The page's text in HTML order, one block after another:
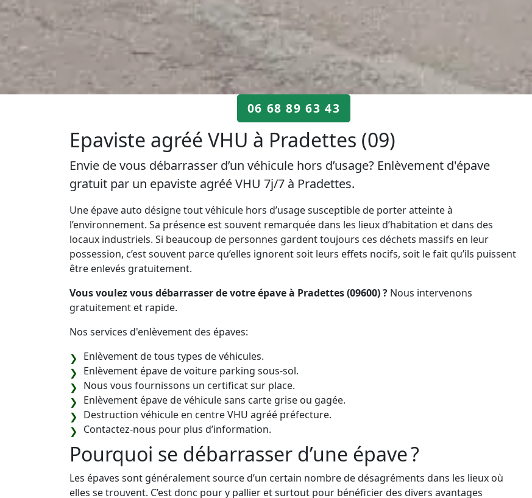
06 68 89 63 43
Epaviste agréé VHU à Pradettes (09)
Envie de vous débarrasser d’un véhicule hors d’usage? Enlèvement d'épave
gratuit par un epaviste agréé VHU 7j/7 à Pradettes.
Une épave auto désigne tout véhicule hors d’usage susceptible de porter atteinte à
l’environnement. Sa présence est souvent remarquée dans les lieux d’habitation et dans des
locaux industriels. Si beaucoup de personnes gardent toujours ces déchets massifs en leur
possession, c’est souvent parce qu’elles ignorent soit leurs effets nocifs, soit le fait qu’ils puissent
être enlevés gratuitement.
Vous voulez vous débarrasser de votre épave à Pradettes (09600) ? Nous intervenons
gratuitement et rapide.
Nos services d'enlèvement des épaves:
Enlèvement de tous types de véhicules.
Enlèvement épave de voiture parking sous-sol.
Nous vous fournissons un certificat sur place.
Enlèvement épave de véhicule sans carte grise ou gagée.
Destruction véhicule en centre VHU agréé préfecture.
Contactez-nous pour plus d’information.
Pourquoi se débarrasser d’une épave ?
Les épaves sont généralement source d’un certain nombre de désagréments dans les lieux où
elles se trouvent. C’est donc pour y pallier et surtout pour bénéficier des divers avantages